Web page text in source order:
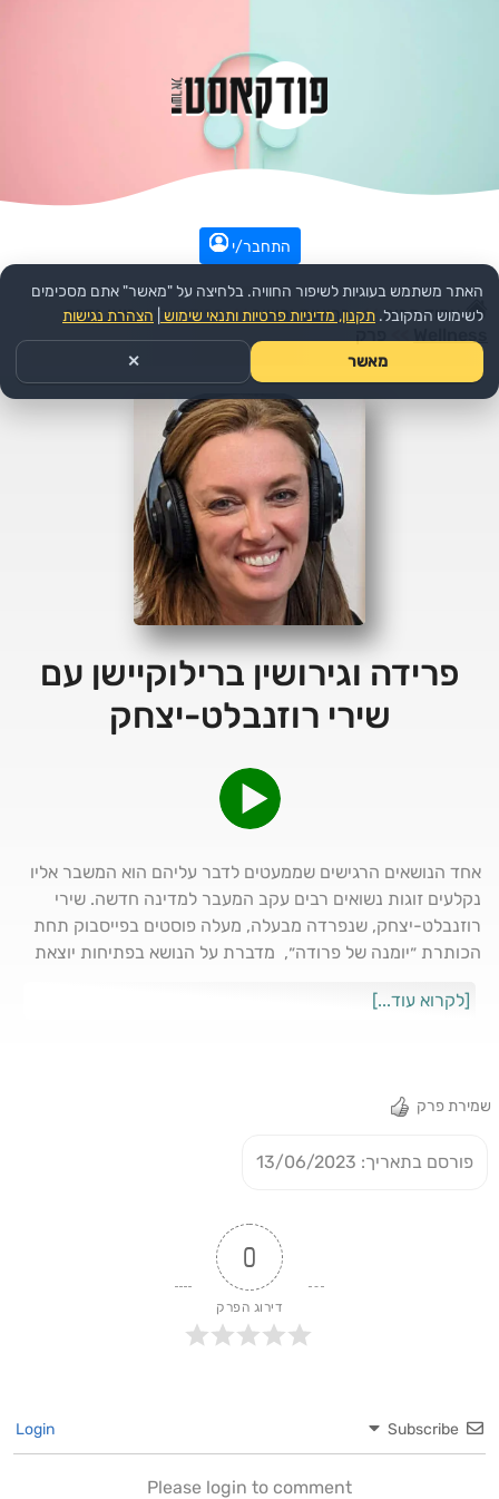
התחבר/י
עמוד הבית >> בריאות וכושר >>הפודקאסט: בואו נדבר
פרידה וגירושין ברילוקיישן עם
שירי רוזנבלט-יצחק
אחד הנושאים הרגישים שממעטים לדבר עליהם הוא המשבר אליו
נקלעים זוגות נשואים רבים עקב המעבר למדינה חדשה. שירי
רוזנבלט-יצחק, שנפרדה מבעלה, מעלה פוסטים בפייסבוק תחת
הכותרת ״יומנה של פרודה״, מדברת על הנושא בפתיחות יוצאת
have relocated to the United States is the marital crisis
[לקרוא עוד...]
שמירת פרק
פורסם בתאריך: 13/06/2023
0
דירוג הפרק
Subscribe
Please login to comment
האתר משתמש בעוגיות לשיפור החוויה. בלחיצה על "מאשר" אתם מסכימים
לשימוש המקובל. תקנון, מדיניות פרטיות ותנאי שימוש הצהרת נגישות
מאשר ✕